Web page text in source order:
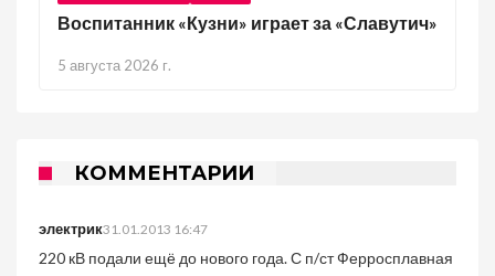
Воспитанник «Кузни» играет за «Славутич»
5 августа 2026 г.
КОММЕНТАРИИ
электрик31.01.2013 16:47
220 кВ подали ещё до нового года. С п/ст Ферросплавная